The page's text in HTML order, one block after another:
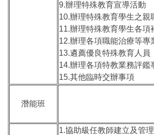
9.辦理特殊教育宣導活動
10.辦理特殊教育學生之
11.辦理特殊教育學生各
12.辦理各項職能治療等
13.遴薦優良特殊教育人員
14.辦理各項特教業務評鑑
15.其他臨時交辦事項
潛能班
1.協助級任教師建立及管